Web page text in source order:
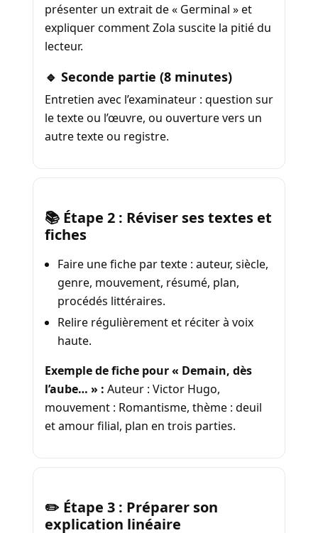
présenter un extrait de « Germinal » et
expliquer comment Zola suscite la pitié du
lecteur.
🔹 Seconde partie (8 minutes)
Entretien avec l’examinateur : question sur
le texte ou l’œuvre, ou ouverture vers un
autre texte ou registre.
📚 Étape 2 : Réviser ses textes et
fiches
Faire une fiche par texte : auteur, siècle,
genre, mouvement, résumé, plan,
procédés littéraires.
Relire régulièrement et réciter à voix
haute.
Exemple de fiche pour « Demain, dès
l’aube… » : Auteur : Victor Hugo,
mouvement : Romantisme, thème : deuil
et amour filial, plan en trois parties.
✏️ Étape 3 : Préparer son
explication linéaire